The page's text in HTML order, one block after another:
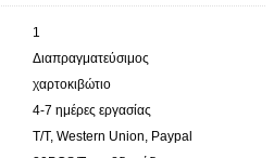
1
Διαπραγματεύσιμος
χαρτοκιβώτιο
4-7 ημέρες εργασίας
T/T, Western Union, Paypal